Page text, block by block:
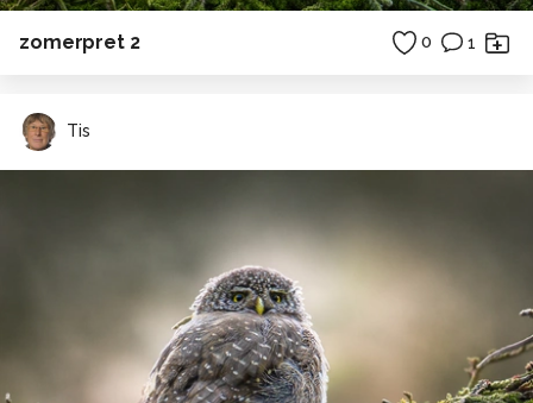
zomerpret 2 0 1
Tis